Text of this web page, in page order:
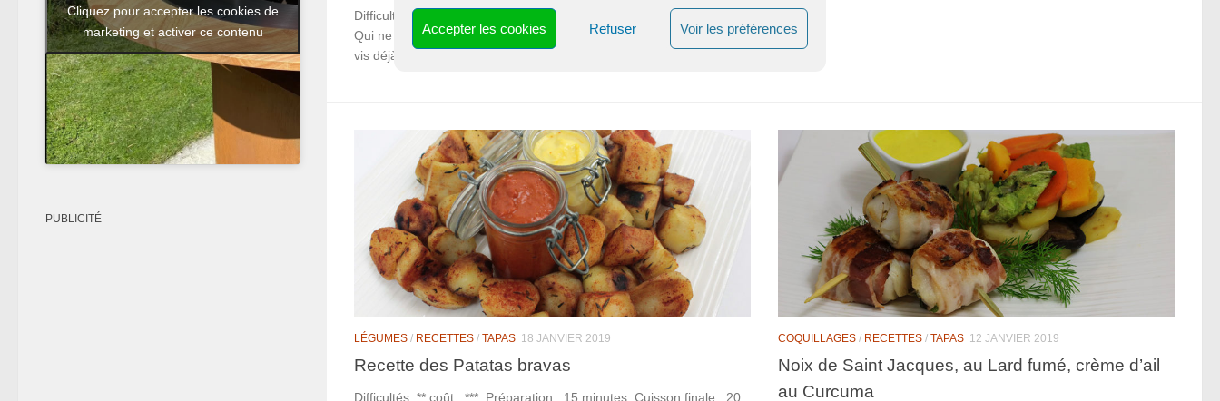
Accepter les cookies Refuser Voir les préférences
Difficultés :** coût : *** Préparation : 30 minutes marinade : 2 heures
Qui ne rêve pas au bonheur !!! Moi je vous l’affirme et l’écris ! Je le
vis déjà. Chipirones : ce sont de petits...
LÉGUMES / RECETTES / TAPAS 18 JANVIER 2019
Recette des Patatas bravas
Difficultés :** coût : ***, Préparation : 15 minutes, Cuisson finale : 20
COQUILLAGES / RECETTES / TAPAS 12 JANVIER 2019
Noix de Saint Jacques, au Lard fumé, crème d’ail
au Curcuma
Cliquez pour accepter les cookies de
marketing et activer ce contenu
PUBLICITÉ